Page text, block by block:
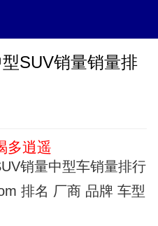
SUV销量销量排
多逍遥
销量中型车销量排行
排名 厂商 品牌 车型